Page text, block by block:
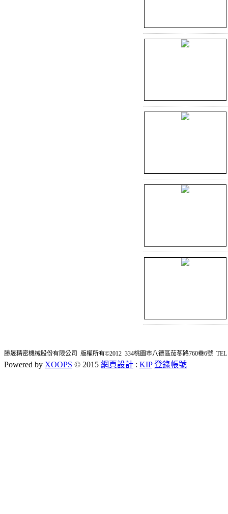
勝晟精密機械股份有限公司 版權所有©2012 334桃園市八德區茄苳路760巷6號 TEL
Powered by XOOPS © 2015 網頁設計 : KIP 登錄帳號